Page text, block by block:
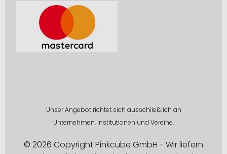
Unser Angebot richtet sich ausschließlich an
Unternehmen, Institutionen und Vereine.
© 2026 Copyright Pinkcube GmbH - Wir liefern